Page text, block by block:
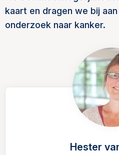
kaart en dragen we bij
onderzoek naar kanker.
Hester